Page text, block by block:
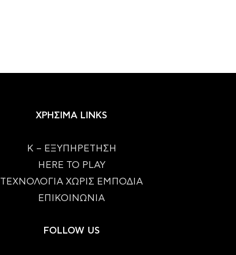
ΧΡΗΣΙΜΑ LINKS
Κ – ΕΞΥΠΗΡΕΤΗΣΗ
HERE TO PLAY
ΤΕΧΝΟΛΟΓΙΑ ΧΩΡΙΣ ΕΜΠΟΔΙΑ
ΕΠΙΚΟΙΝΩΝΙΑ
FOLLOW US